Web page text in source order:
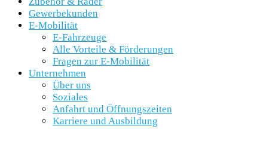
Gewerbekunden
E-Mobilität
E-Fahrzeuge
Alle Vorteile & Förderungen
Fragen zur E-Mobilität
Unternehmen
Über uns
Soziales
Anfahrt und Öffnungszeiten
Karriere und Ausbildung